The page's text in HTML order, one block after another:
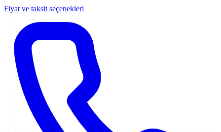
Fiyat ve taksit seçenekleri